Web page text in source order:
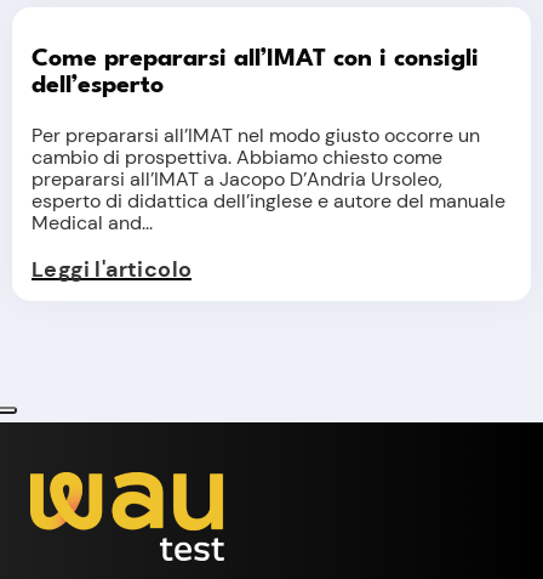
Come prepararsi all’IMAT con i consigli
dell’esperto
Per prepararsi all’IMAT nel modo giusto occorre un
cambio di prospettiva. Abbiamo chiesto come
prepararsi all’IMAT a Jacopo D’Andria Ursoleo,
esperto di didattica dell’inglese e autore del manuale
Medical and...
Leggi l'articolo